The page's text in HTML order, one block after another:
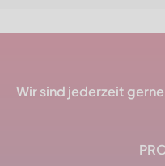
Wir sind jederzeit